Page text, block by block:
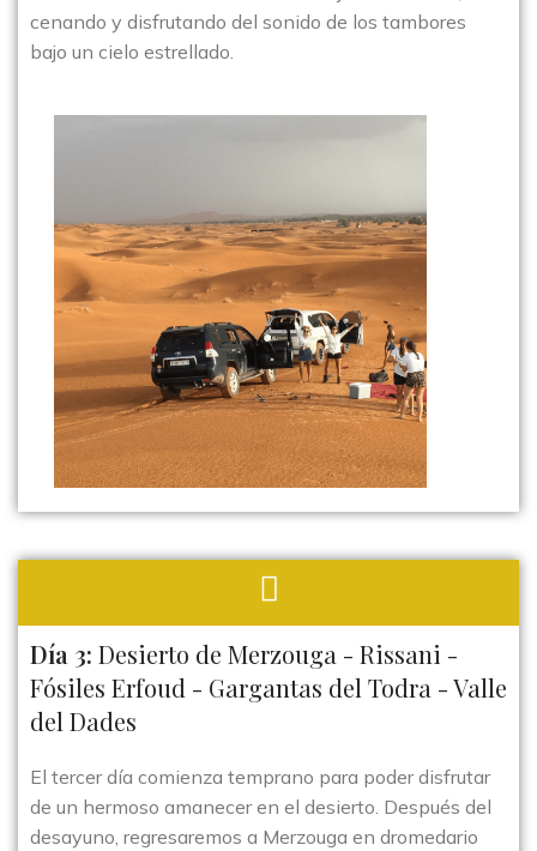
cenando y disfrutando del sonido de los tambores
bajo un cielo estrellado.
Día 3: Desierto de Merzouga - Rissani -
Fósiles Erfoud - Gargantas del Todra - Valle
del Dades
El tercer día comienza temprano para poder disfrutar
de un hermoso amanecer en el desierto. Después del
desayuno, regresaremos a Merzouga en dromedario